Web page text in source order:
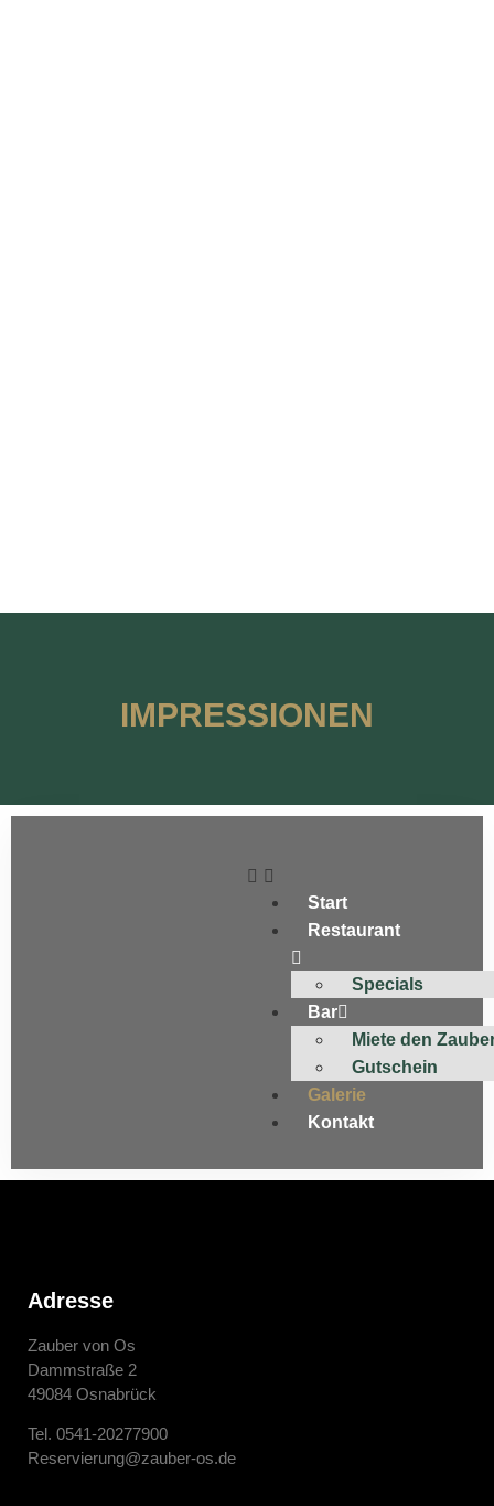
IMPRESSIONEN
Start
Restaurant
Specials
Bar
Miete den
Gutschein
Galerie
Kontakt
Adresse
Zauber von Os
Dammstraße 2
49084 Osnabrück
Tel. 0541-20277900
Reservierung@zauber-os.de